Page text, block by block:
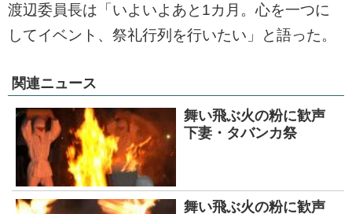
渡辺委員長は「いよいよあと1カ月。心を一つに
してイベント、祭礼行列を行いたい」と語った。
関連ニュース
舞い飛ぶ火の粉に歓声
下妻・タバンカ祭
舞い飛ぶ火の粉に歓声